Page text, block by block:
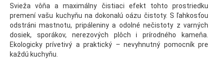
Svieža vôňa a maximálny čistiaci efekt tohto prostriedku
premení vašu kuchyňu na dokonalú oázu čistoty. S ľahkosťou
odstráni mastnotu, pripáleniny a odolné nečistoty z varných
dosiek, sporákov, nerezových plôch i prírodného kameňa.
Ekologicky prívetivý a praktický – nevyhnutný pomocník pre
každú kuchyňu.